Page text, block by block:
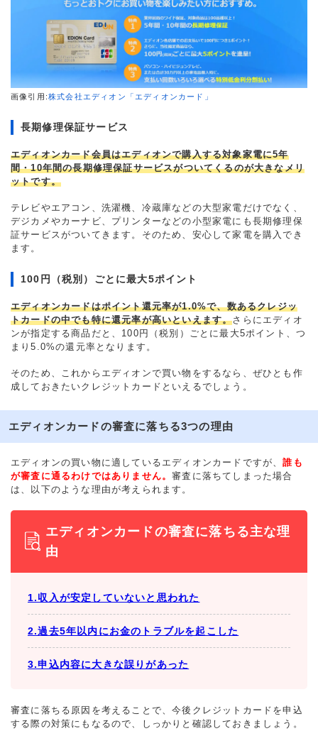
画像引用:株式会社エディオン「エディオンカード」
長期修理保証サービス
エディオンカード会員はエディオンで購入する対象家電に5年
間・10年間の長期修理保証サービスがついてくるのが大きなメリ
ットです。
テレビやエアコン、洗濯機、冷蔵庫などの大型家電だけでなく、
デジカメやカーナビ、プリンターなどの小型家電にも長期修理保
証サービスがついてきます。そのため、安心して家電を購入でき
ます。
100円（税別）ごとに最大5ポイント
エディオンカードはポイント還元率が1.0%で、数あるクレジッ
トカードの中でも特に還元率が高いといえます。さらにエディオ
ンが指定する商品だと、100円（税別）ごとに最大5ポイント、つ
まり5.0%の還元率となります。
そのため、これからエディオンで買い物をするなら、ぜひとも作
成しておきたいクレジットカードといえるでしょう。
エディオンカードの審査に落ちる3つの理由
エディオンの買い物に適しているエディオンカードですが、誰も
が審査に通るわけではありません。審査に落ちてしまった場合
は、以下のような理由が考えられます。
エディオンカードの審査に落ちる主な理
由
1.収入が安定していないと思われた
2.過去5年以内にお金のトラブルを起こした
3.申込内容に大きな誤りがあった
審査に落ちる原因を考えることで、今後クレジットカードを申込
する際の対策にもなるので、しっかりと確認しておきましょう。